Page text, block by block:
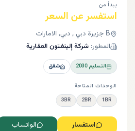
يبدأ من
استفسر عن السعر
B جزيرة دبي , دبي, الامارات
المطور: شركة إلينغتون العقارية
التسليم2030 شقق
الوحدات المتاحة
1BR
2BR
3BR
استفسار الواتساب